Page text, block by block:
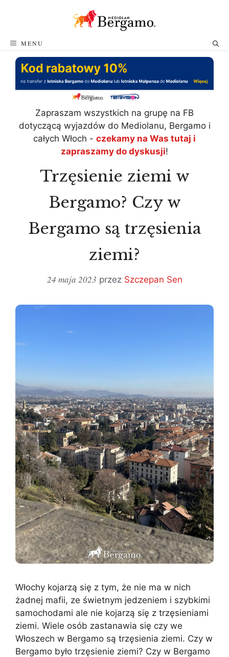
MENU
Zapraszam wszystkich na grupę na FB
dotyczącą wyjazdów do Mediolanu, Bergamo i
całych Włoch - czekamy na Was tutaj i
zapraszamy do dyskusji!
Trzęsienie ziemi w
Bergamo? Czy w
Bergamo są trzęsienia
ziemi?
24 maja 2023 przez Szczepan Sen
Włochy kojarzą się z tym, że nie ma w nich
żadnej mafii, ze świetnym jedzeniem i szybkimi
samochodami ale nie kojarzą się z trzęsieniami
ziemi. Wiele osób zastanawia się czy we
Włoszech w Bergamo są trzęsienia ziemi. Czy w
Bergamo było trzęsienie ziemi? Czy w Bergamo